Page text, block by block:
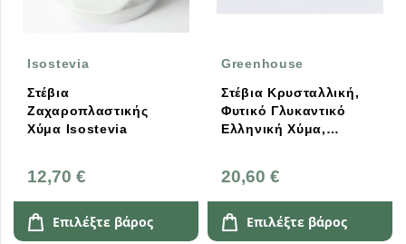
Isostevia
Στέβια
Ζαχαροπλαστικής
Χύμα Isostevia
12,70 €
Επιλέξτε βάρος
Greenhouse
Στέβια Κρυσταλλική,
Φυτικό Γλυκαντικό
Ελληνική Χύμα,
20,60 €
Επιλέξτε βάρος